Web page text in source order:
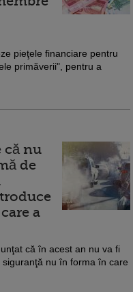
pieţele financiare pentru
primăverii", pentru a
nu
de
a
că în acest an nu va fi
nu în forma în care